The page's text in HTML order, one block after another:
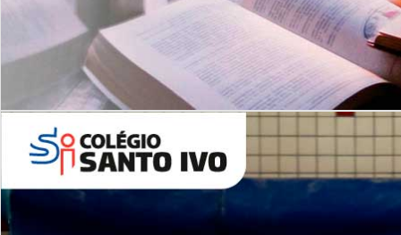
Leituras Literárias
6º AO 9º ANO FUNDAMENTAL
Inglês: Turmas Reduzidas
(Proficiência)
ALUNOS NOVOS
Entre em Contato